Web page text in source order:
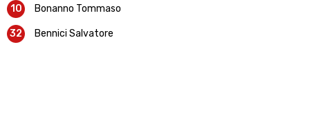
10 Bonanno Tommaso
32 Bennici Salvatore